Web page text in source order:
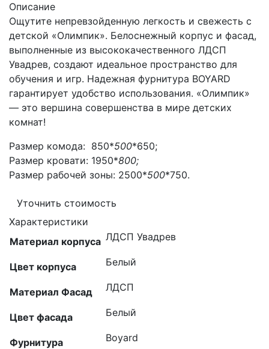
Описание
Ощутите непревзойденную легкость и свежесть с
детской «Олимпик». Белоснежный корпус и фасад,
выполненные из высококачественного ЛДСП
Увадрев, создают идеальное пространство для
обучения и игр. Надежная фурнитура BOYARD
гарантирует удобство использования. «Олимпик»
— это вершина совершенства в мире детских
комнат!
Размер комода: 850*500*650;
Размер кровати: 1950*800;
Размер рабочей зоны: 2500*500*750.
Уточнить стоимость
Характеристики
Материал корпуса ЛДСП Увадрев
Цвет корпуса Белый
Материал Фасад ЛДСП
Цвет фасада Белый
Фурнитура Boyard